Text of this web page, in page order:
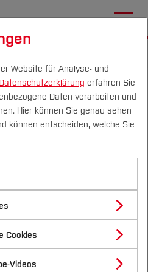
DE|EN Quicklinks
von
und
Netzwerk
Mädchen und
das Universum
Wissenschaft
Website für Analyse- und
Datenschutzerklärung erfahren Sie
Daten verarbeiten und
Hier können Sie genau sehen
können entscheiden, welche Sie
Cookies
Videos